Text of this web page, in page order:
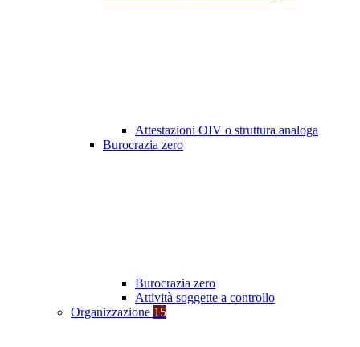
Attestazioni OIV o struttura analoga
Burocrazia zero
Burocrazia zero
Attività soggette a controllo
Organizzazione 15